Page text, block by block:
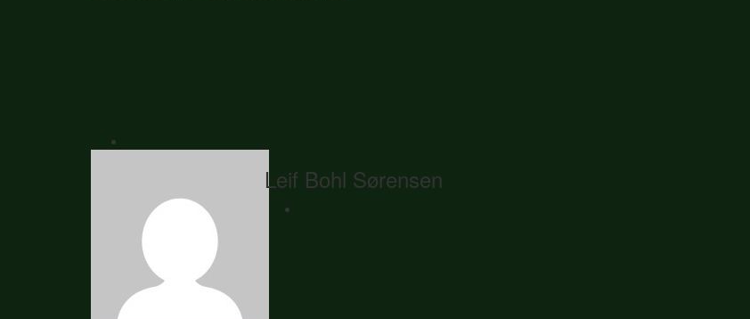
Leif Bohl Sørensen